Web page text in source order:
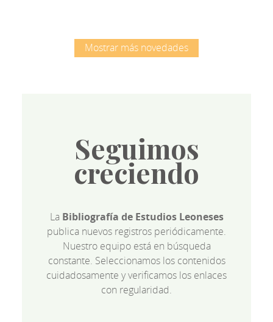
Mostrar más novedades
Seguimos
creciendo
La Bibliografía de Estudios Leoneses
publica nuevos registros periódicamente.
Nuestro equipo está en búsqueda
constante. Seleccionamos los contenidos
cuidadosamente y verificamos los enlaces
con regularidad.